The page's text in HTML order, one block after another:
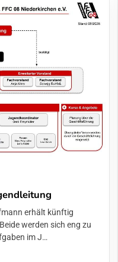
erhält künftig
werden sich eng zu
im J…